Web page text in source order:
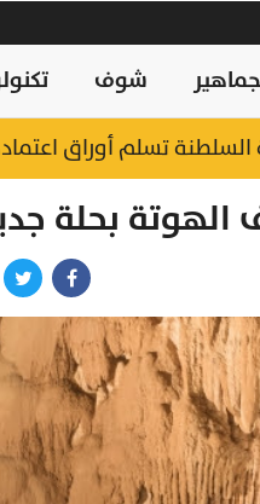
شوف
تسلم أوراق
الهوتة بحلة